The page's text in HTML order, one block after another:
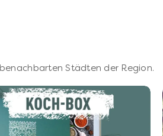
Städten der Region.